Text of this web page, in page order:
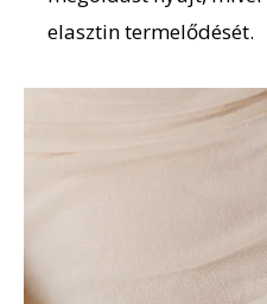
elasztin termelődését.